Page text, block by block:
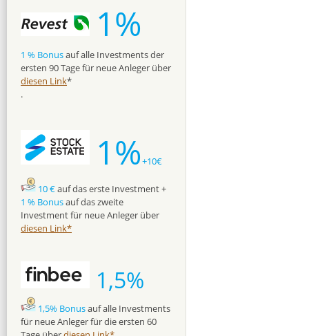
1%
1 % Bonusauf alle Investments der
ersten 90 Tage für neue Anleger über
diesen Link*
.
1%+10€
10 €auf das erste Investment +
1 % Bonusauf das zweite
Investment für neue Anleger über
diesen Link*
1,5%
1,5% Bonusauf alle Investments
für neue Anleger für die ersten 60